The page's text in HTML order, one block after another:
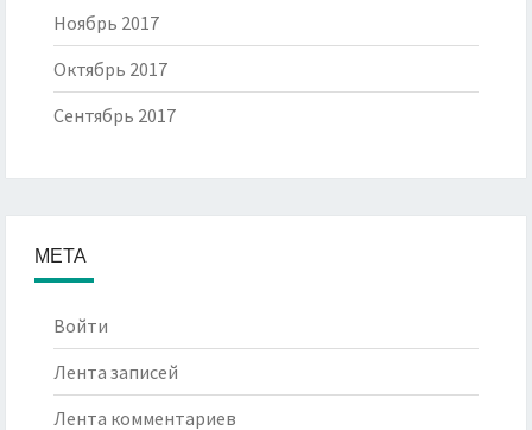
Ноябрь 2017
Октябрь 2017
Сентябрь 2017
МЕТА
Войти
Лента записей
Лента комментариев